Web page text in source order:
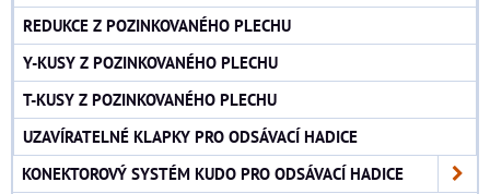
REDUKCE Z POZINKOVANÉHO PLECHU
Y-KUSY Z POZINKOVANÉHO PLECHU
T-KUSY Z POZINKOVANÉHO PLECHU
UZAVÍRATELNÉ KLAPKY PRO ODSÁVACÍ HADICE
KONEKTOROVÝ SYSTÉM KUDO PRO ODSÁVACÍ HADICE